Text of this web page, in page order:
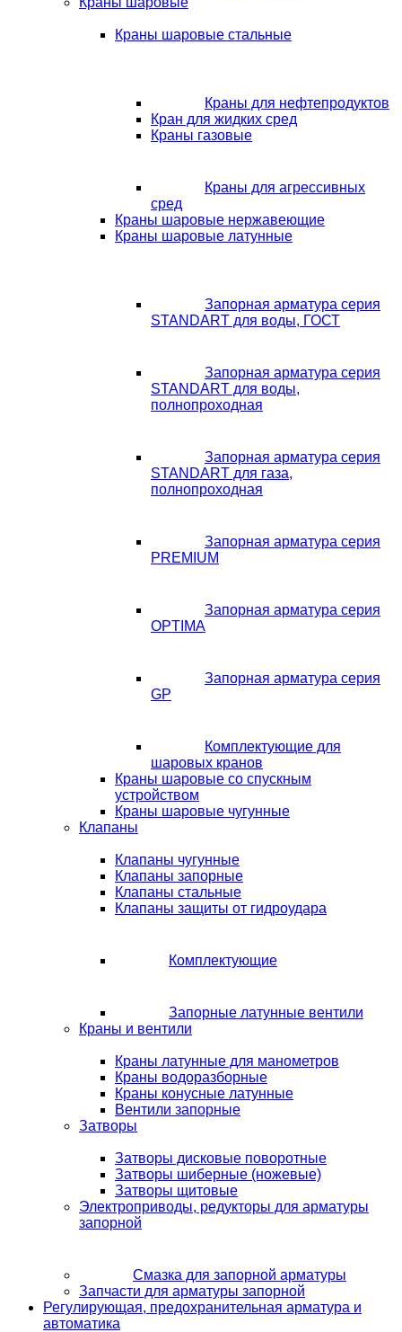
Краны шаровые стальные
Краны для нефтепродуктов
Кран для жидких сред
Краны газовые
Краны для агрессивных
сред
Краны шаровые нержавеющие
Краны шаровые латунные
Запорная арматура серия
STANDART для воды, ГОСТ
Запорная арматура серия
STANDART для воды,
полнопроходная
Запорная арматура серия
STANDART для газа,
полнопроходная
Запорная арматура серия
PREMIUM
Запорная арматура серия
OPTIMA
Запорная арматура серия
GP
Комплектующие для
шаровых кранов
Краны шаровые со спускным
устройством
Краны шаровые чугунные
Клапаны
Клапаны чугунные
Клапаны запорные
Клапаны стальные
Клапаны защиты от гидроудара
Комплектующие
Запорные латунные вентили
Краны и вентили
Краны латунные для манометров
Краны водоразборные
Краны конусные латунные
Вентили запорные
Затворы
Затворы дисковые поворотные
Затворы шиберные (ножевые)
Затворы щитовые
Электроприводы, редукторы для арматуры
запорной
Смазка для запорной арматуры
Запчасти для арматуры запорной
Регулирующая, предохранительная арматура и
автоматика